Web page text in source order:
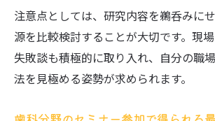
注意点としては、研究内容を鵜呑みに
源を比較検討することが大切です。現
失敗談も積極的に取り入れ、自分の職
法を見極める姿勢が求められます。